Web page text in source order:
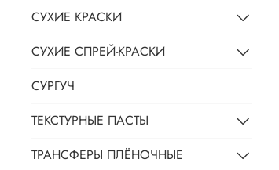
СУХИЕ КРАСКИ
СУХИЕ СПРЕЙ-КРАСКИ
СУРГУЧ
ТЕКСТУРНЫЕ ПАСТЫ
ТРАНСФЕРЫ ПЛЁНОЧНЫЕ